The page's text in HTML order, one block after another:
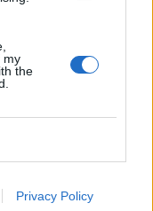
my
the
Privacy Policy
Prise de Poids Selon